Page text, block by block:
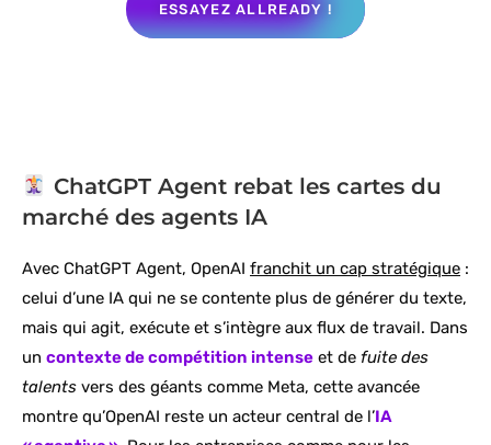
ESSAYEZ ALLREADY !
ChatGPT Agent rebat les cartes du
marché des agents IA
Avec ChatGPT Agent, OpenAI franchit un cap stratégique :
celui d’une IA qui ne se contente plus de générer du texte,
mais qui agit, exécute et s’intègre aux flux de travail. Dans
un contexte de compétition intense et de fuite des
talents vers des géants comme Meta, cette avancée
montre qu’OpenAI reste un acteur central de l’IA